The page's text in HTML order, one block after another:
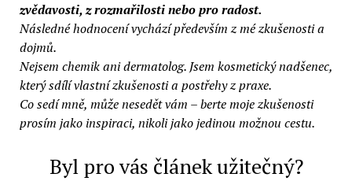
zvědavosti, z rozmařilosti nebo pro radost.
Následné hodnocení vychází především z mé zkušenosti a
dojmů.
Nejsem chemik ani dermatolog. Jsem kosmetický nadšenec,
který sdílí vlastní zkušenosti a postřehy z praxe.
Co sedí mně, může nesedět vám – berte moje zkušenosti
prosím jako inspiraci, nikoli jako jedinou možnou cestu.
Byl pro vás článek užitečný?